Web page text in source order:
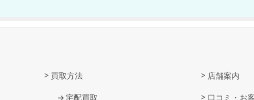
買取方法
宅配買取
店舗案内
口コミ・お